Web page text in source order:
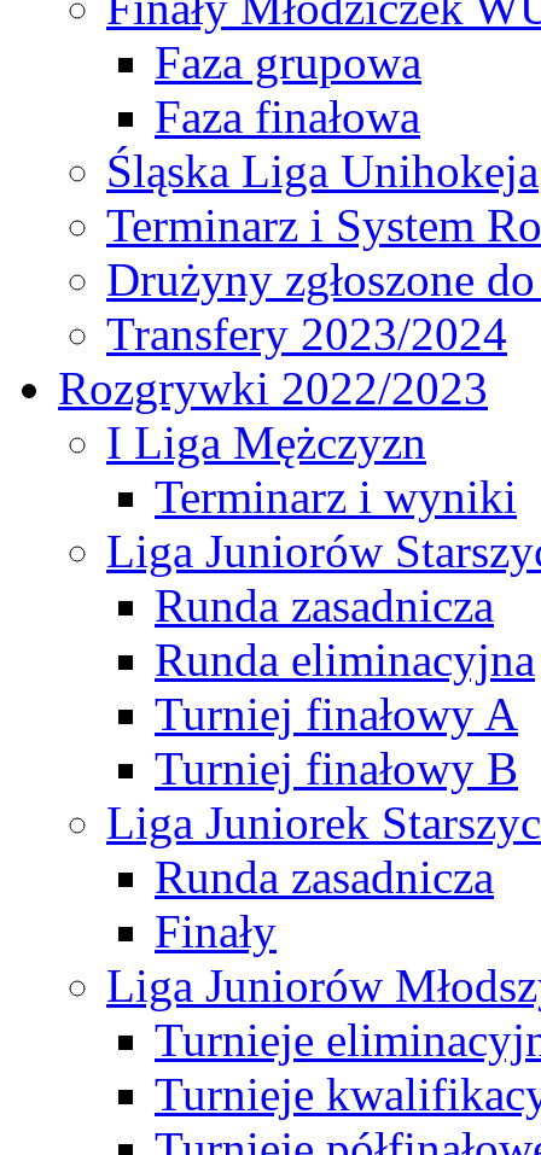
Faza grupowa
Faza finałowa
Śląska Liga Unihokeja
Terminarz i System
Drużyny zgłoszone
Transfery 2023/2024
Rozgrywki 2022/2023
I Liga Mężczyzn
Terminarz i wyniki
Liga Juniorów
Runda zasadnicza
Runda eliminacyjna
Turniej finałowy A
Turniej finałowy B
Liga Juniorek
Runda zasadnicza
Finały
Liga Juniorów
Turnieje
Turnieje